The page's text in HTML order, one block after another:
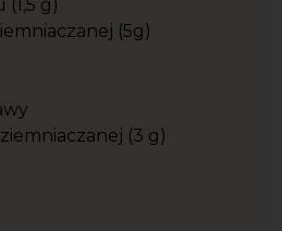
(1,5 g)
(5g)
(3 g)